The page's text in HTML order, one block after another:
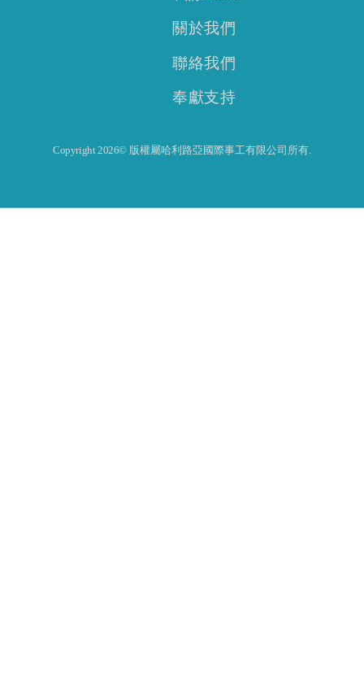
關於我們
聯絡我們
奉獻支持
Copyright 2026© 版權屬哈利路亞國際事工有限公司所有.